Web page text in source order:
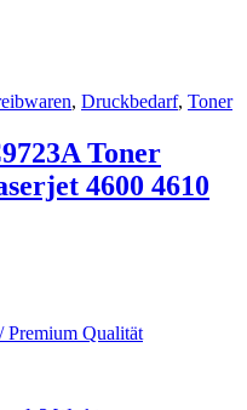
, Druckbedarf, Toner
Toner
4600 4610
Premium Qualität